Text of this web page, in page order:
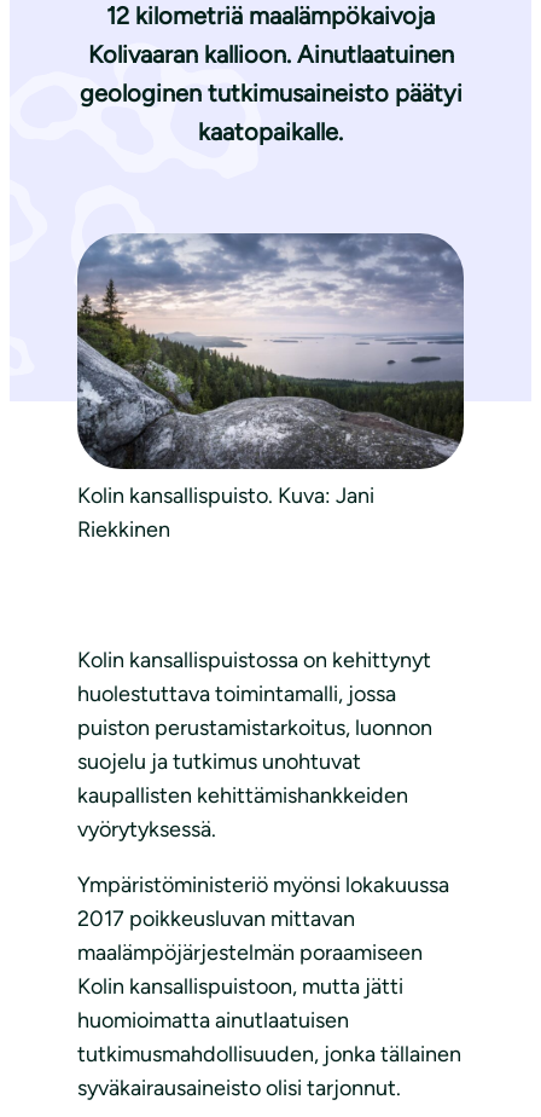
12 kilometriä maalämpökaivoja
Kolivaaran kallioon. Ainutlaatuinen
geologinen tutkimusaineisto päätyi
kaatopaikalle.
Kolin kansallispuisto. Kuva: Jani
Riekkinen
Kolin kansallispuistossa on kehittynyt
huolestuttava toimintamalli, jossa
puiston perustamistarkoitus, luonnon
suojelu ja tutkimus unohtuvat
kaupallisten kehittämishankkeiden
vyörytyksessä.
Ympäristöministeriö myönsi lokakuussa
2017 poikkeusluvan mittavan
maalämpöjärjestelmän poraamiseen
Kolin kansallispuistoon, mutta jätti
huomioimatta ainutlaatuisen
tutkimusmahdollisuuden, jonka tällainen
syväkairausaineisto olisi tarjonnut.